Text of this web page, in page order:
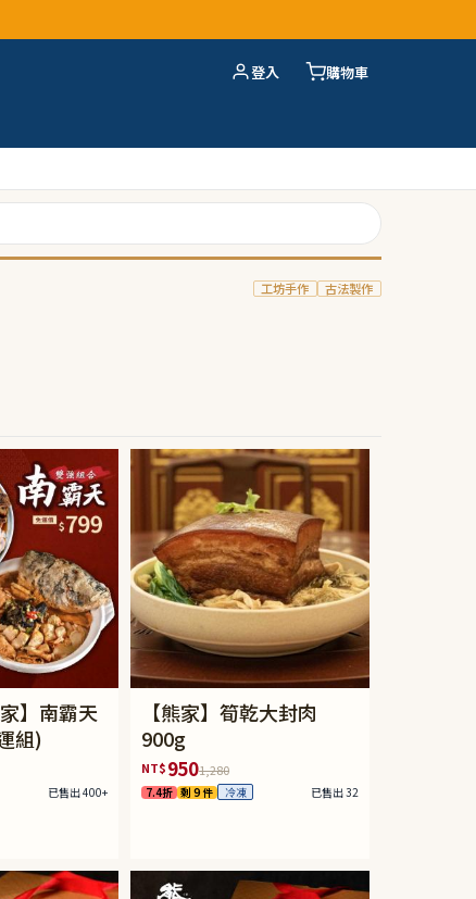
登入 購物車
工坊手作 古法製作
】南霸天
組)
已售出 400+
【熊家】筍乾大封肉
900g
NT$9501,280
7.4折 剩 9 件 冷凍 已售出 32